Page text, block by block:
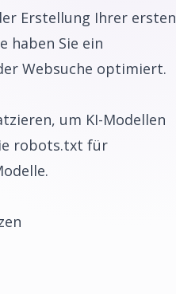
Erstellung Ihrer ersten
haben Sie ein
Websuche optimiert.
um KI-Modellen
robots.txt für